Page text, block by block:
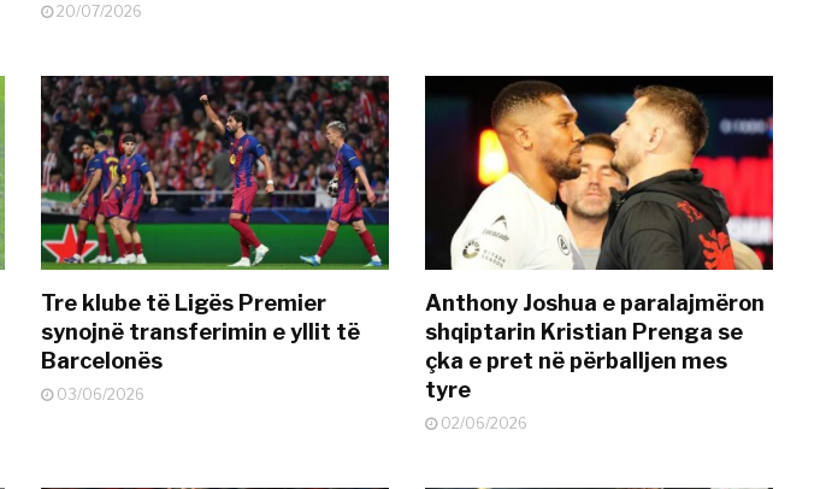
20/07/2026
Tre klube të Ligës Premier
synojnë transferimin e yllit të
Barcelonës
03/06/2026
Anthony Joshua e paralajmëron
shqiptarin Kristian Prenga se
çka e pret në përballjen mes
tyre
02/06/2026